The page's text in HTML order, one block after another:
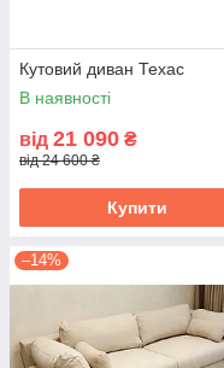
Кутовий диван Техас
В наявності
від 21 090 ₴
від 24 600 ₴
Купити
–14%